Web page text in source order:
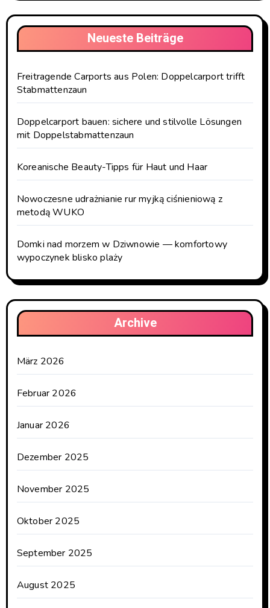
Neueste Beiträge
Freitragende Carports aus Polen: Doppelcarport trifft
Stabmattenzaun
Doppelcarport bauen: sichere und stilvolle Lösungen
mit Doppelstabmattenzaun
Koreanische Beauty-Tipps für Haut und Haar
Nowoczesne udrażnianie rur myjką ciśnieniową z
metodą WUKO
Domki nad morzem w Dziwnowie — komfortowy
wypoczynek blisko plaży
Archive
März 2026
Februar 2026
Januar 2026
Dezember 2025
November 2025
Oktober 2025
September 2025
August 2025